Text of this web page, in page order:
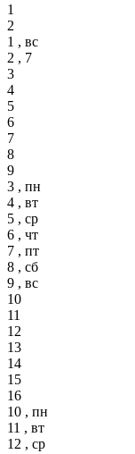
1
2
1 , вс
2 , 7
3
4
5
6
7
8
9
3 , пн
4 , вт
5 , ср
6 , чт
7 , пт
8 , сб
9 , вс
10
11
12
13
14
15
16
10 , пн
11 , вт
12 , ср